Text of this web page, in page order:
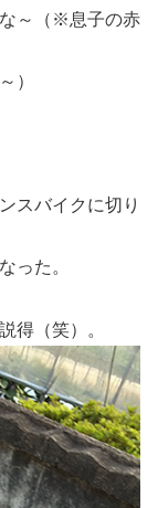
な～（※息子の赤
）
スバイクに切り
った。
得（笑）。